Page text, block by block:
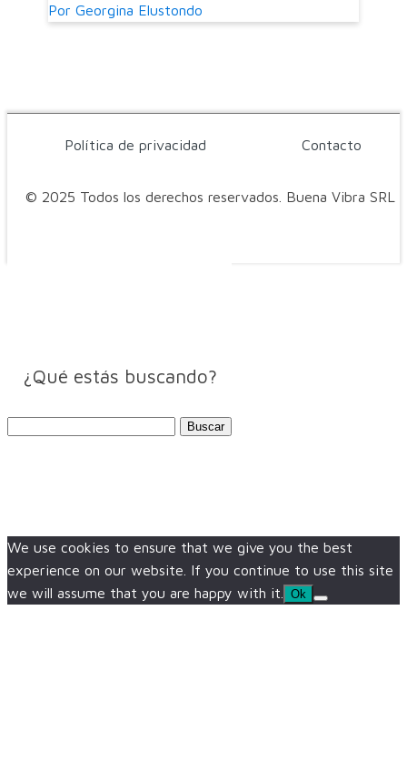
Por Georgina Elustondo
© 2025 Todos los derechos reservados. Buena Vibra SRL
Política de privacidad Contacto
¿Qué estás buscando?
We use cookies to ensure that we give you the best
experience on our website. If you continue to use this site
we will assume that you are happy with it.
Ok